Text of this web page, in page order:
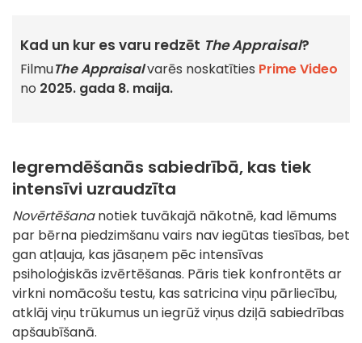
Kad un kur es varu redzēt The Appraisal?
FilmuThe Appraisalvarēs noskatīties Prime Video
no 2025. gada 8. maija.
Iegremdēšanās sabiedrībā, kas tiek
intensīvi uzraudzīta
Novērtēšananotiek tuvākajā nākotnē, kad lēmums
par bērna piedzimšanu vairs nav iegūtas tiesības, bet
gan atļauja, kas jāsaņem pēc intensīvas
psiholoģiskās izvērtēšanas. Pāris tiek konfrontēts ar
virkni nomācošu testu, kas satricina viņu pārliecību,
atklāj viņu trūkumus un iegrūž viņus dziļā sabiedrības
apšaubīšanā.